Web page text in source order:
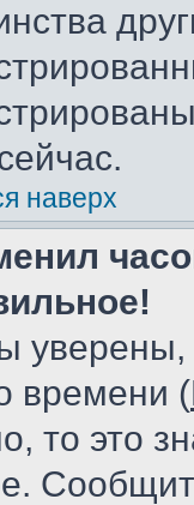
наверх
уверены,
времени (
то это